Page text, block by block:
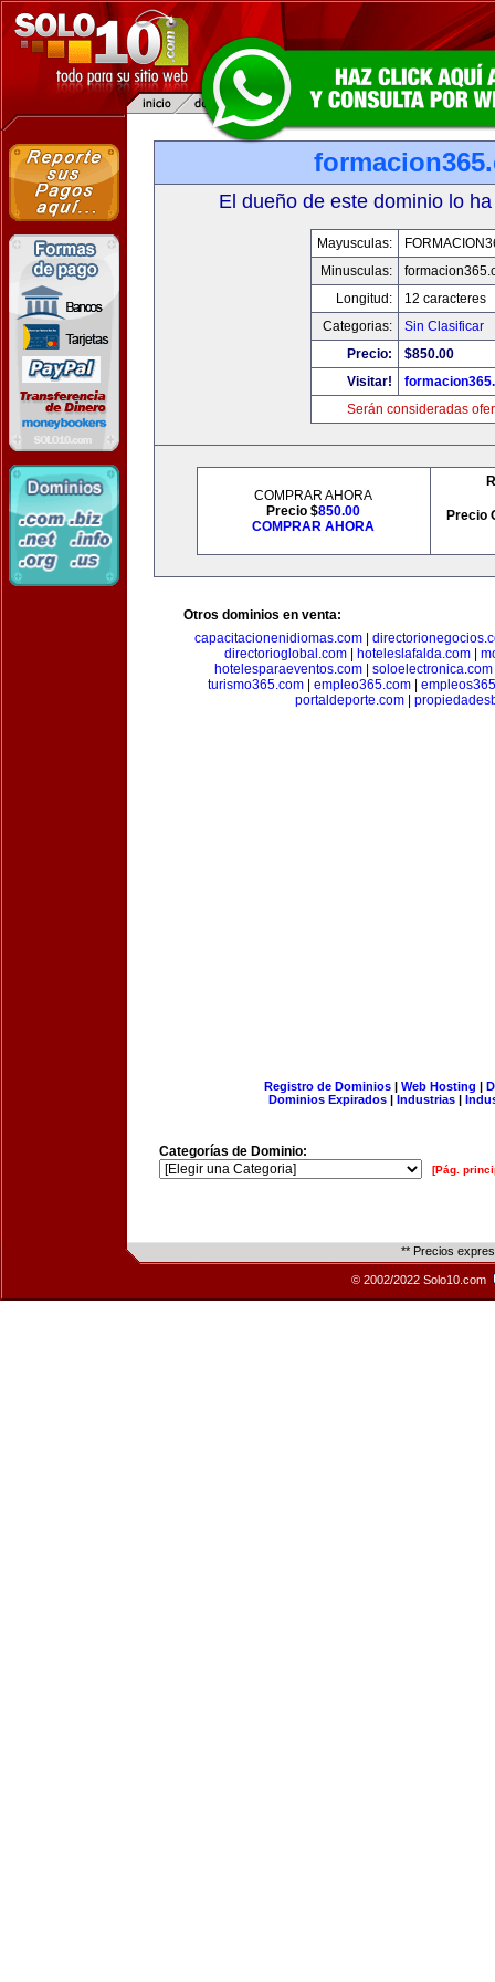
El dueño de este dominio lo
Mayusculas:
Minusculas:
Longitud:
12 caracteres
Categorias:
Sin Clasificar
Precio:
$850.00
Visitar!
Serán consideradas
COMPRAR AHORA
Precio $850.00
COMPRAR AHORA
Precio
Otros dominios en venta:
capacitacionenidiomas.com|
directorioglobal.com
hoteleslafalda.com
hotelesparaeventos.com
soloelectronica.com
turismo365.com| empleo365.com|
portaldeporte.com|
Registro de Dominios| Web Hosting |
Dominios Expirados | Industrias |
Categorías de Dominio:
[Pág.
** Precios
© 2002/2022 Solo10.com